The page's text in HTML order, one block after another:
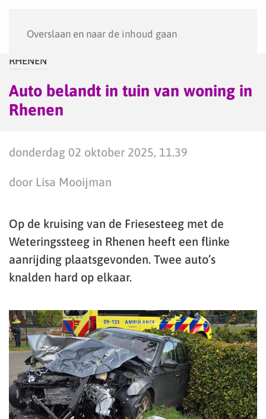
Overslaan en naar de inhoud gaan
RHENEN
Auto belandt in tuin van woning in
Rhenen
donderdag 02 oktober 2025, 11.39
door Lisa Mooijman
Op de kruising van de Friesesteeg met de
Weteringssteeg in Rhenen heeft een flinke
aanrijding plaatsgevonden. Twee auto’s
knalden hard op elkaar.